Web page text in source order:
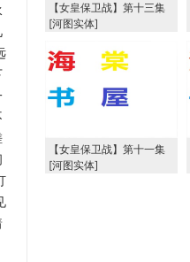
【女皇保卫战】第十三集
[河图实体]
【女皇保卫战】第十一集
[河图实体]